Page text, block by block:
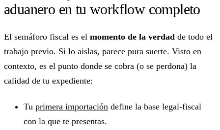
aduanero en tu workflow completo
El semáforo fiscal es el momento de la verdad de todo el
trabajo previo. Si lo aislas, parece pura suerte. Visto en
contexto, es el punto donde se cobra (o se perdona) la
calidad de tu expediente:
Tu primera importación define la base legal-fiscal
con la que te presentas.